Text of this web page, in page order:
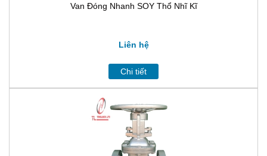
Van Đóng Nhanh SOY Thổ Nhĩ Kĩ
Liên hệ
Chi tiết